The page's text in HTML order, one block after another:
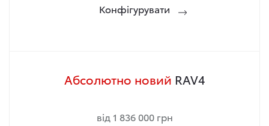
Конфігурувати
Абсолютно новий RAV4
від 1 836 000 грн